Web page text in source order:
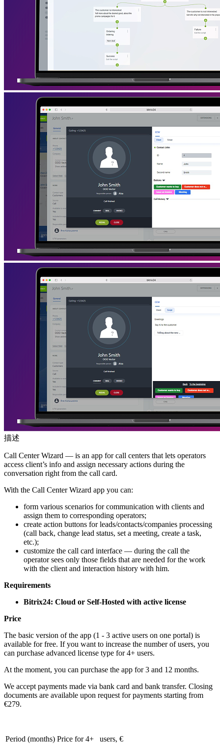
描述
Call Center Wizard — is an app for call centers that lets operators
access client’s info and assign necessary actions during the
conversation right from the call card.
With the Call Center Wizard app you can:
form various scenarios for communication with clients and
assign them to corresponding operators;
create action buttons for leads/contacts/companies processing
(call back, change lead status, set a meeting, create a task,
etc.);
customize the call card interface — during the call the
operator sees only those fields that are needed for the work
with the client and interaction history with him.
Requirements
Bitrix24: Cloud or Self-Hosted with active license
Price
The basic version of the app (1 - 3 active users on one portal) is
available for free. If you want to increase the number of users, you
can purchase advanced license type for 4+ users.
At the moment, you can purchase the app for 3 and 12 months.
We accept payments made via bank card and bank transfer. Closing
documents are available upon request for payments starting from
€279.
Period (months) Price for 4+ users, €